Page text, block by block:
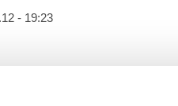
- 19:23